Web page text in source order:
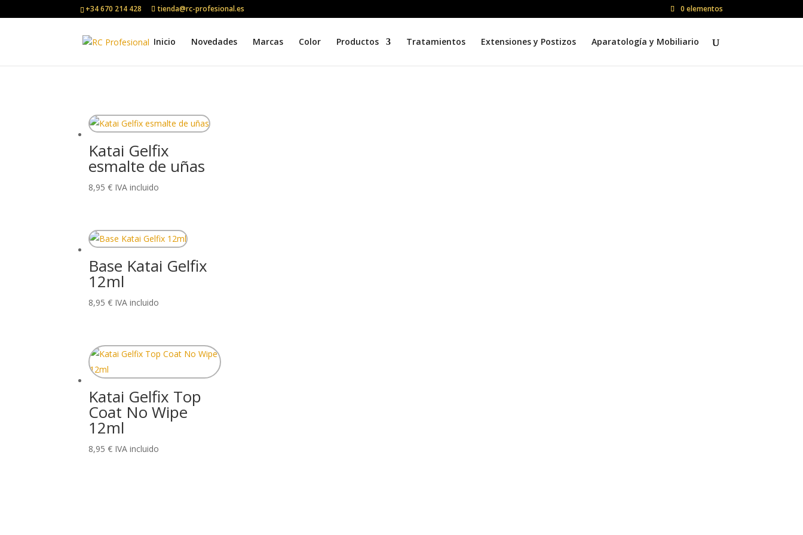
+34 670 214 428 tienda@rc-profesional.es 0 elementos
Inicio Novedades Marcas Color Productos Tratamientos Extensiones y Postizos Aparatología y Mobiliario
Katai Gelfix
esmalte de uñas
8,95€ IVA incluido
Base Katai Gelfix
12ml
8,95€ IVA incluido
Katai Gelfix Top
Coat No Wipe
12ml
8,95€ IVA incluido